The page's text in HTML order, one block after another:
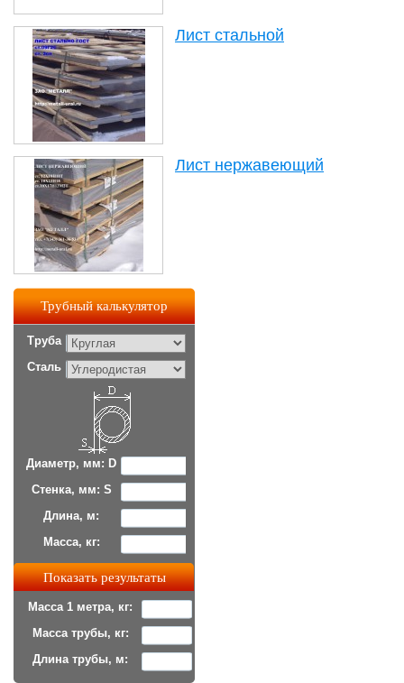
Лист стальной
Лист нержавеющий
Трубный калькулятор
Труба
Сталь
Диаметр, мм: D
Стенка, мм: S
Длина, м:
Масса, кг:
Масса 1 метра, кг:
Масса трубы, кг:
Длина трубы, м: